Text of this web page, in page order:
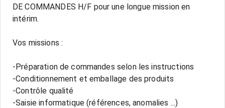
DE COMMANDES H/F pour une longue mission en
intérim.
Vos missions :
-Préparation de commandes selon les instructions
-Conditionnement et emballage des produits
-Contrôle qualité
-Saisie informatique (références, anomalies ...)